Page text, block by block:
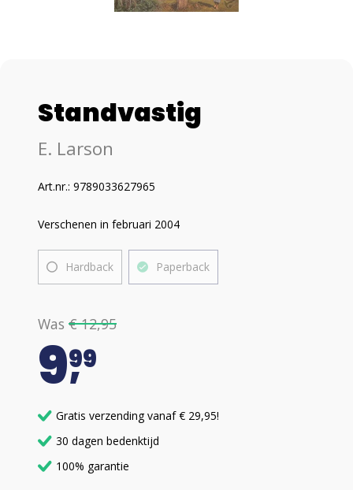
Standvastig
E. Larson
Art.nr.: 9789033627965
Verschenen in februari 2004
Hardback Paperback
Was € 12,95
999
Gratis verzending vanaf € 29,95!
30 dagen bedenktijd
100% garantie